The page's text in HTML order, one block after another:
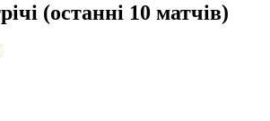
(останні 10 матчів)